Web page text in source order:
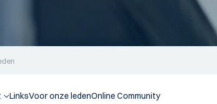
LinksVoor onze ledenOnline Community